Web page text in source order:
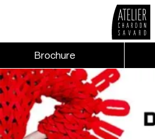
Skip to main content
Brochure